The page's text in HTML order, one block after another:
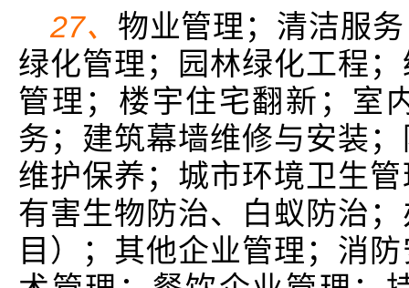
27、 物业管理；清洁服
绿化管理；园林绿化工程
管理；楼宇住宅翻新；室
务；建筑幕墙维修与安装
维护保养；城市环境卫生
有害生物防治、白蚁防治
目）；其他企业管理；消